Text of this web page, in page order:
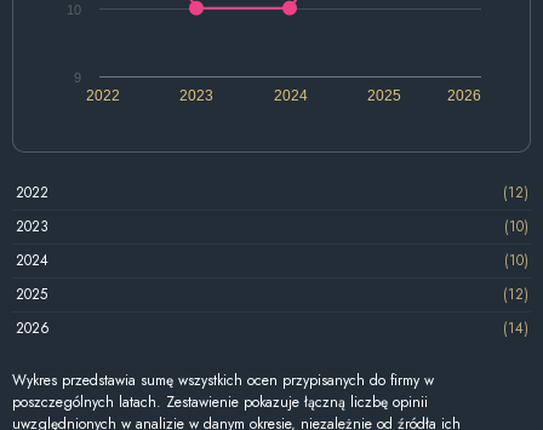
2022 2024 2026
2023 2025
9
10
2022
(12)
2023
(10)
2024
(10)
2025
(12)
2026
(14)
Wykres przedstawia sumę wszystkich ocen przypisanych do firmy w
poszczególnych latach. Zestawienie pokazuje łączną liczbę opinii
uwzględnionych w analizie w danym okresie, niezależnie od źródła ich